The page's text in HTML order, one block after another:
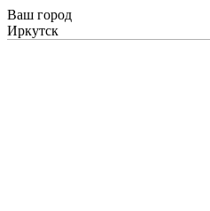
Ваш город
Иркутск